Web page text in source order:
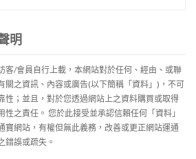
明
客/會員自行上載，本網站對於任何、經由、或聯
關之資訊、內容或廣告(以下簡稱「資料」)，不可
性；並且，對於您透過網站上之資料購買或取得
之責任。 您於此接受並承認信賴任何「資料」
寶網站，有權但無此義務，改善或更正網站運通
錯誤或疏失。